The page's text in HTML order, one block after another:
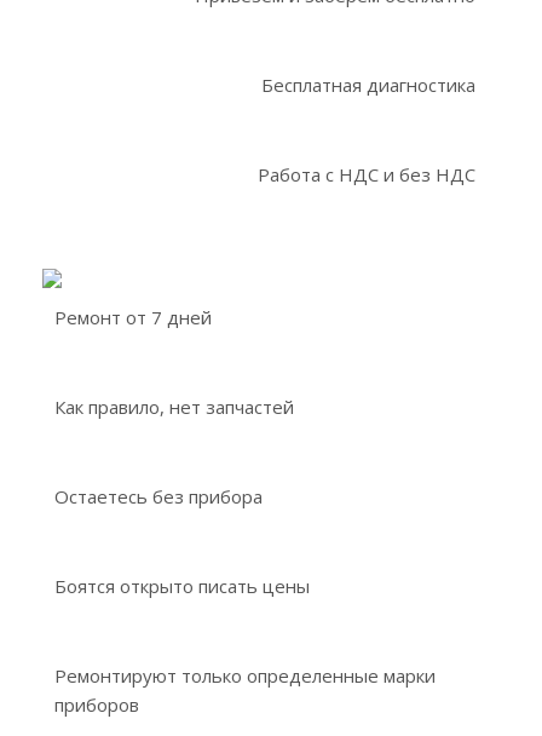
Бесплатная диагностика
Работа с НДС и без НДС
Ремонт от 7 дней
Как правило, нет запчастей
Остаетесь без прибора
Боятся открыто писать цены
Ремонтируют только определенные марки
приборов